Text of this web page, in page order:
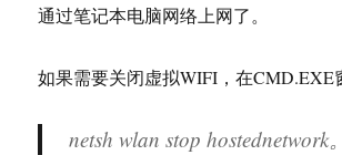
通过笔记本电脑网络上网了。
如果需要关闭虚拟WIFI，在CMD.EXE
netsh wlan stop hostednetwork。